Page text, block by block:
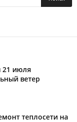
21 июля
ветер
теплосети на